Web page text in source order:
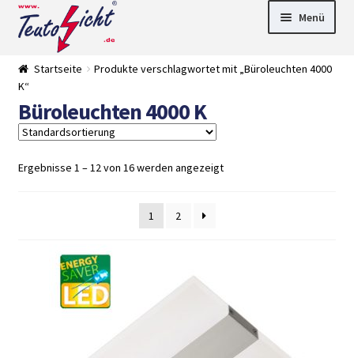
Zur
Navigation
springen
Springe
zum
Menü
► LED Panel
►
Startseite
Produkte verschlagwortet mit „Büroleuchten 4000
K“
Büroleuchten 4000 K
Ergebnisse 1 – 12 von 16 werden angezeigt
1 2